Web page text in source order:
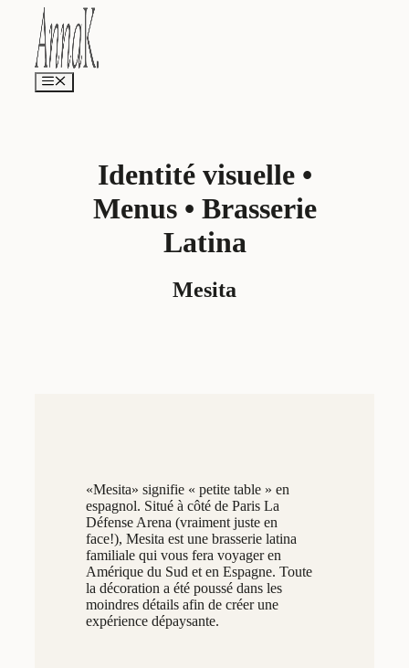
contenu
Menu
Identité visuelle •
Menus • Brasserie
Latina
Mesita
«Mesita» signifie « petite table » en
espagnol. Situé à côté de Paris La
Défense Arena (vraiment juste en
face!), Mesita est une brasserie latina
familiale qui vous fera voyager en
Amérique du Sud et en Espagne. Toute
la décoration a été poussé dans les
moindres détails afin de créer une
expérience dépaysante.